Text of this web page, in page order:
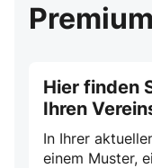
Hier finden
Ihren
In Ihrer
einem Muster,